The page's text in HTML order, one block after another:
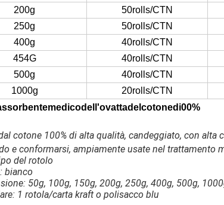
200g
50rolls/CTN
250g
50rolls/CTN
400g
40rolls/CTN
454G
40rolls/CTN
500g
40rolls/CTN
1000g
20rolls/CTN
cotone 100% di alta qualità, candeggiato, con alta
e conformarsi, ampiamente usate nel trattamento
del rotolo
bianco
50g, 100g, 150g, 200g, 250g, 400g, 500g,
1 rotola/carta kraft o polisacco blu